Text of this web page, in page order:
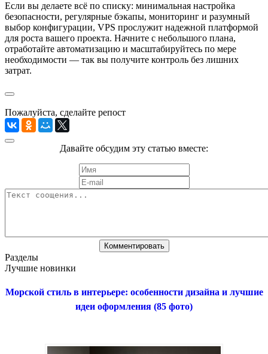
Если вы делаете всё по списку: минимальная настройка
безопасности, регулярные бэкапы, мониторинг и разумный
выбор конфигурации, VPS прослужит надежной платформой
для роста вашего проекта. Начните с небольшого плана,
отработайте автоматизацию и масштабируйтесь по мере
необходимости — так вы получите контроль без лишних
затрат.
Пожалуйста, сделайте репост
Давайте обсудим эту статью вместе:
Разделы
Лучшие новинки
Морской стиль в интерьере: особенности дизайна и лучшие
идеи оформления (85 фото)